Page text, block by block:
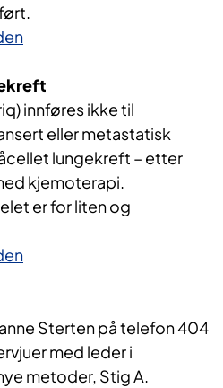
innføres ikke til
eller metastatisk
lungekreft – etter
kjemoterapi.
er for liten og
Sterten på telefon 404
med leder i
metoder, Stig A.